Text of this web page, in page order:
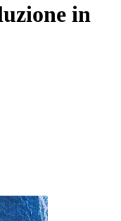
in